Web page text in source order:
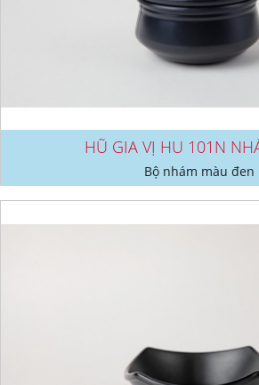
HŨ GIA VỊ HU 101N
Bộ nhám màu đen